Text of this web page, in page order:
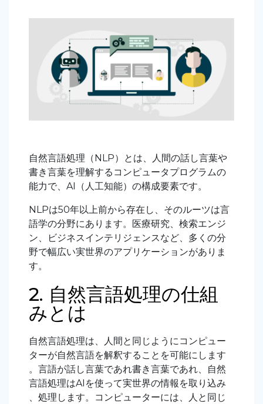
自然言語処理（NLP）とは、人間の話し言葉や
書き言葉を理解するコンピュータプログラムの
能力で、AI（人工知能）の構成要素です。
NLPは50年以上前から存在し、そのルーツは言
語学の分野にあります。医療研究、検索エンジ
ン、ビジネスインテリジェンスなど、多くの分
野で幅広い実世界のアプリケーションがありま
す。
2. 自然言語処理の仕組
みとは
自然言語処理は、人間と同じようにコンピュー
ターが自然言語を解釈することを可能にします
。言語が話し言葉であれ書き言葉であれ、自然
言語処理はAIを使って実世界の情報を取り込み
、処理します。コンピューターには、人と同じ